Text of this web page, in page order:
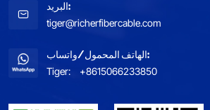
البريد:
tiger@richerfibercable.com
الهاتف المحمول/واتساب:
Tiger:
+8615066233850